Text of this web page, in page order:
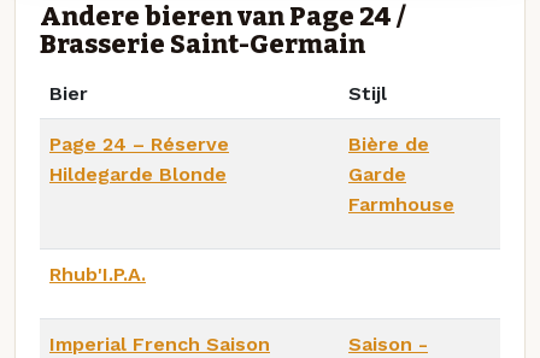
Andere bieren van Page 24 /
Brasserie Saint-Germain
Bier Stijl
Page 24 – Réserve
Hildegarde Blonde
Bière de
Garde
Farmhouse
Rhub'I.P.A.
Imperial French Saison
Saison -